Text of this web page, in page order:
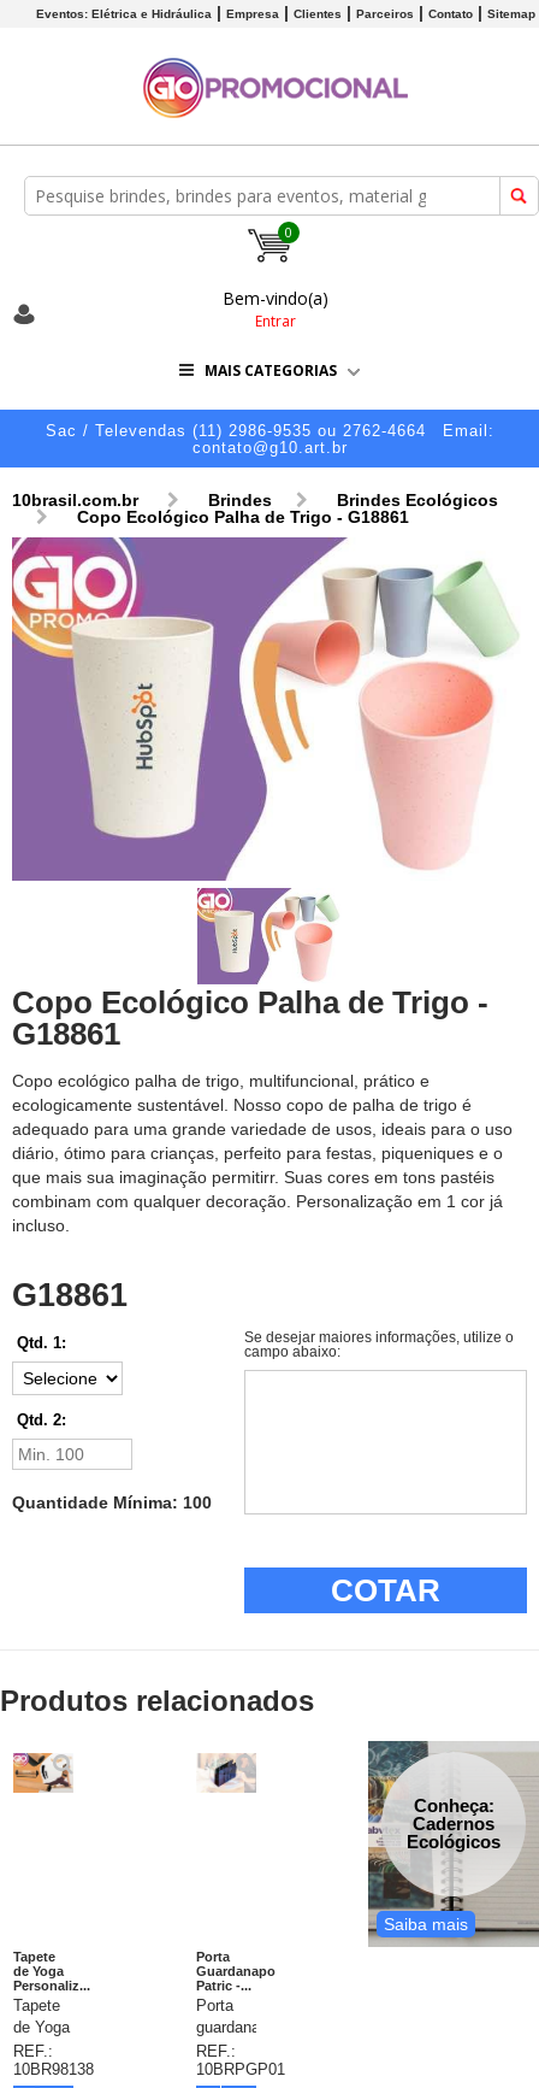
Eventos: Elétrica e Hidráulica Empresa Clientes Parceiros Contato Sitemap
0
Bem-vindo(a)
Entrar
MAIS CATEGORIAS
Sac / Televendas (11) 2986-9535 ou 2762-4664
Email:
contato@g10.art.br
10brasil.com.br Brindes
Brindes Ecológicos
Copo Ecológico Palha de Trigo - G18861
Copo Ecológico Palha de Trigo -
G18861
Copo ecológico palha de trigo, multifuncional, prático e
ecologicamente sustentável. Nosso copo de palha de trigo é
adequado para uma grande variedade de usos, ideais para o uso
diário, ótimo para crianças, perfeito para festas, piqueniques e o
que mais sua imaginação permitirr. Suas cores em tons pastéis
combinam com qualquer decoração. Personalização em 1 cor já
incluso.
G18861
Qtd. 1:
Qtd. 2:
Quantidade Mínima: 100
Se desejar maiores informações, utilize o
campo abaixo:
COTAR
Produtos relacionados
Tapete
de Yoga
Personaliz...
Tapete
de Yoga
Personalizado,
tapete
REF.:
10BR98138
Porta
Guardanapo
Patric -...
Porta
guardanapo
plástico,
gravação
REF.:
10BRPGP01
Conheça:
Cadernos
Ecológicos
Saiba mais